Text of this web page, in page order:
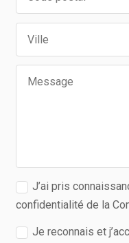
J’ai pris
confidentialité de la
Je reconnais et